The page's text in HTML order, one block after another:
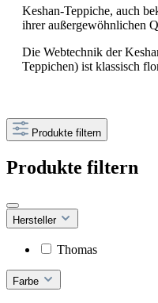
Keshan-Teppiche, auch
ihrer außergewöhnlichen
Die Webtechnik der
Teppichen) ist klassisch
Produkte filtern
Produkte filtern
Hersteller
Thomas
Farbe